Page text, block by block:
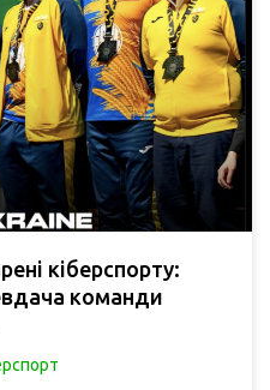
кіберспорту:
команди